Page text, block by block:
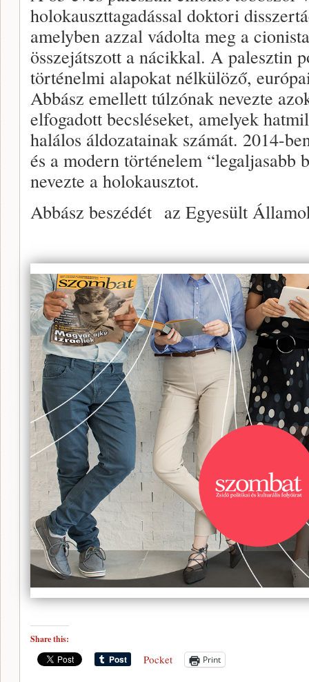
holokauszttagadással doktori
amelyben azzal vádolta meg a
összejátszott a nácikkal. A palesztin
történelmi alapokat nélkülöző,
Abbász emellett túlzónak nevezte
elfogadott becsléseket, amelyek
halálos áldozatainak számát. 2014-
és a modern történelem “legaljasabb
nevezte a holokausztot.
Abbász beszédét az Egyesült
Share this:
Pocket Print